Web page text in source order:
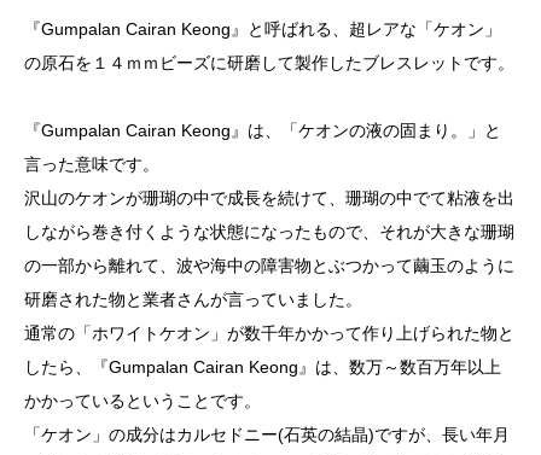
『Gumpalan Cairan Keong』と呼ばれる、超レアな「ケオン」
の原石を１４ｍｍビーズに研磨して製作したブレスレットです。
『Gumpalan Cairan Keong』は、「ケオンの液の固まり。」と
言った意味です。
沢山のケオンが珊瑚の中で成長を続けて、珊瑚の中でて粘液を出
しながら巻き付くような状態になったもので、それが大きな珊瑚
の一部から離れて、波や海中の障害物とぶつかって繭玉のように
研磨された物と業者さんが言っていました。
通常の「ホワイトケオン」が数千年かかって作り上げられた物と
したら、『Gumpalan Cairan Keong』は、数万～数百万年以上
かかっているということです。
「ケオン」の成分はカルセドニー(石英の結晶)ですが、長い年月